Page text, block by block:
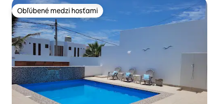
Obľúbené medzi hosťami
Obľúbené medzi hosťami